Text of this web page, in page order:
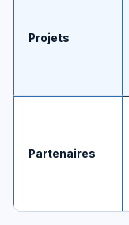
Projets
Partenaires